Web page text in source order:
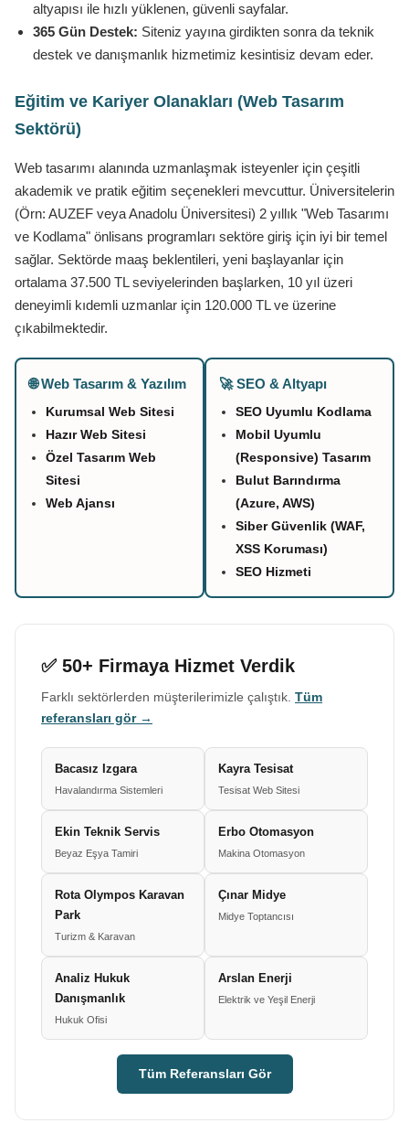
altyapısı ile hızlı yüklenen, güvenli sayfalar.
365 Gün Destek: Siteniz yayına girdikten sonra da teknik
destek ve danışmanlık hizmetimiz kesintisiz devam eder.
Eğitim ve Kariyer Olanakları (Web Tasarım
Sektörü)
Web tasarımı alanında uzmanlaşmak isteyenler için çeşitli
akademik ve pratik eğitim seçenekleri mevcuttur. Üniversitelerin
(Örn: AUZEF veya Anadolu Üniversitesi) 2 yıllık "Web Tasarımı
ve Kodlama" önlisans programları sektöre giriş için iyi bir temel
sağlar. Sektörde maaş beklentileri, yeni başlayanlar için
ortalama 37.500 TL seviyelerinden başlarken, 10 yıl üzeri
deneyimli kıdemli uzmanlar için 120.000 TL ve üzerine
çıkabilmektedir.
🌐 Web Tasarım & Yazılım
Kurumsal Web Sitesi
Hazır Web Sitesi
Özel Tasarım Web
Sitesi
Web Ajansı
🚀 SEO & Altyapı
SEO Uyumlu Kodlama
Mobil Uyumlu
(Responsive) Tasarım
Bulut Barındırma
(Azure, AWS)
Siber Güvenlik (WAF,
XSS Koruması)
SEO Hizmeti
✅ 50+ Firmaya Hizmet Verdik
Farklı sektörlerden müşterilerimizle çalıştık. Tüm
referansları gör →
Bacasız Izgara
Havalandırma Sistemleri
Kayra Tesisat
Tesisat Web Sitesi
Ekin Teknik Servis
Beyaz Eşya Tamiri
Erbo Otomasyon
Makina Otomasyon
Rota Olympos Karavan
Park
Turizm & Karavan
Çınar Midye
Midye Toptancısı
Analiz Hukuk
Danışmanlık
Hukuk Ofisi
Arslan Enerji
Elektrik ve Yeşil Enerji
Tüm Referansları Gör